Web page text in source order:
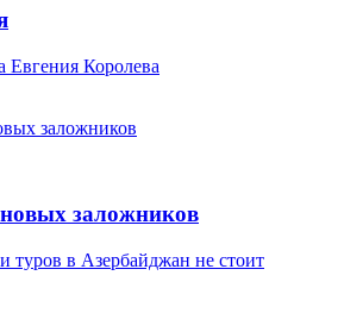
Евгения Королева
заложников
туров в Азербайджан не стоит